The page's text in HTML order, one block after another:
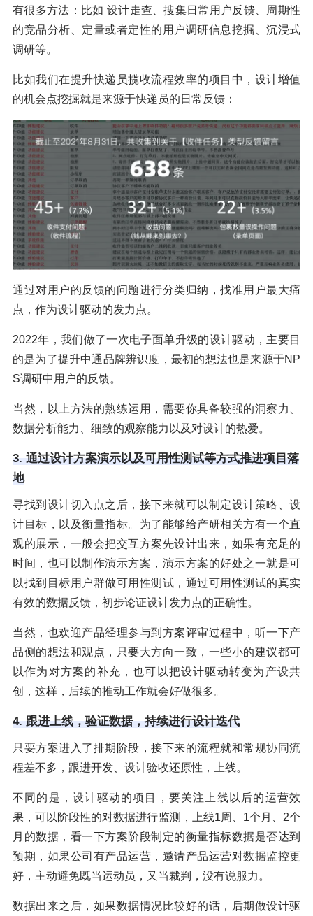
有很多方法：比如 设计走查、搜集日常用户反馈、周期性
的竞品分析、定量或者定性的用户调研信息挖掘、沉浸式
调研等。
比如我们在提升快递员揽收流程效率的项目中，设计增值
的机会点挖掘就是来源于快递员的日常反馈：
通过对用户的反馈的问题进行分类归纳，找准用户最大痛
点，作为设计驱动的发力点。
2022年，我们做了一次电子面单升级的设计驱动，主要目
的是为了提升中通品牌辨识度，最初的想法也是来源于NP
S调研中用户的反馈。
当然，以上方法的熟练运用，需要你具备较强的洞察力、
数据分析能力、细致的观察能力以及对设计的热爱。
3. 通过设计方案演示以及可用性测试等方式推进项目落
地
寻找到设计切入点之后，接下来就可以制定设计策略、设
计目标，以及衡量指标。为了能够给产研相关方有一个直
观的展示，一般会把交互方案先设计出来，如果有充足的
时间，也可以制作演示方案，演示方案的好处之一就是可
以找到目标用户群做可用性测试，通过可用性测试的真实
有效的数据反馈，初步论证设计发力点的正确性。
当然，也欢迎产品经理参与到方案评审过程中，听一下产
品侧的想法和观点，只要大方向一致，一些小的建议都可
以作为对方案的补充，也可以把设计驱动转变为产设共
创，这样，后续的推动工作就会好做很多。
4. 跟进上线，验证数据，持续进行设计迭代
只要方案进入了排期阶段，接下来的流程就和常规协同流
程差不多，跟进开发、设计验收还原性，上线。
不同的是，设计驱动的项目，要关注上线以后的运营效
果，可以阶段性的对数据进行监测，上线1周、1个月、2个
月的数据，看一下方案阶段制定的衡量指标数据是否达到
预期，如果公司有产品运营，邀请产品运营对数据监控更
好，主动避免既当运动员，又当裁判，没有说服力。
数据出来之后，如果数据情况比较好的话，后期做设计驱